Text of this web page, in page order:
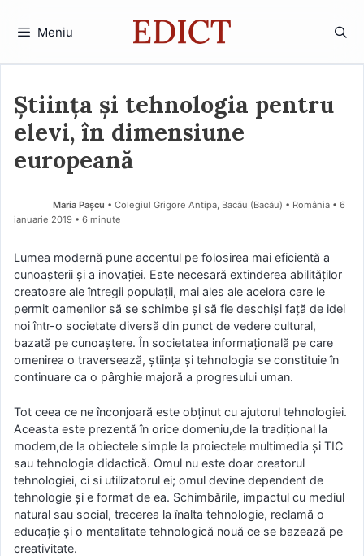
Meniu
Știinţa și tehnologia pentru
elevi, în dimensiune
europeană
Maria Pașcu • Colegiul Grigore Antipa, Bacău (Bacău) • România
6
ianuarie 2019 • 6 minute
Lumea modernă pune accentul pe folosirea mai eficientă a
cunoaşterii şi a inovaţiei. Este necesară extinderea abilităţilor
creatoare ale întregii populaţii, mai ales ale acelora care le
permit oamenilor să se schimbe şi să fie deschişi faţă de idei
noi într-o societate diversă din punct de vedere cultural,
bazată pe cunoaştere. În societatea informaţională pe care
omenirea o traversează, ştiinţa şi tehnologia se constituie în
continuare ca o pârghie majoră a progresului uman.
Tot ceea ce ne înconjoară este obţinut cu ajutorul tehnologiei.
Aceasta este prezentă în orice domeniu,de la tradiţional la
modern,de la obiectele simple la proiectele multimedia şi TIC
sau tehnologia didactică. Omul nu este doar creatorul
tehnologiei, ci si utilizatorul ei; omul devine dependent de
tehnologie şi e format de ea. Schimbările, impactul cu mediul
natural sau social, trecerea la înalta tehnologie, reclamă o
educaţie şi o mentalitate tehnologică nouă ce se bazează pe
creativitate.